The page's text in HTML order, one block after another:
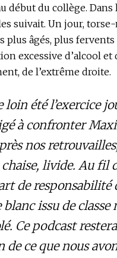
début du collège.
suivait. Un jour,
âgés, plus fervents
excessive d’alcool
de l’extrême droite.
loin été l’exercice
à confronter
nos
livide. Au fil
de
issu de
Ce podcast
de ce que nous